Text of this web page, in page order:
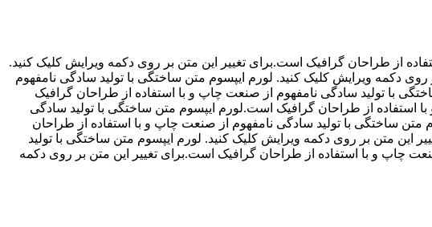
از طراحان گرافیک است.برای تغییر این متن بر روی دکمه ویرایش کلیک کنید.
دکمه ویرایش کلیک کنید. لورم ایپسوم متن ساختگی با تولید سادگی نامفهوم
با تولید سادگی نامفهوم از صنعت چاپ و با استفاده از طراحان گرافیک
استفاده از طراحان گرافیک است.لورم ایپسوم متن ساختگی با تولید سادگی
ساختگی با تولید سادگی نامفهوم از صنعت چاپ و با استفاده از طراحان
متن بر روی دکمه ویرایش کلیک کنید. لورم ایپسوم متن ساختگی با تولید
چاپ و با استفاده از طراحان گرافیک است.برای تغییر این متن بر روی دکمه